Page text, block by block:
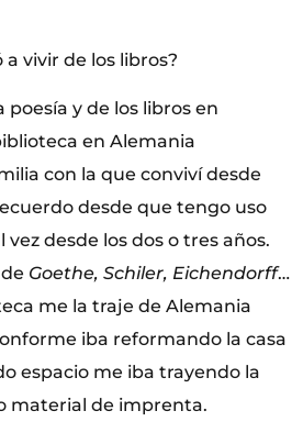
vivir de los libros?
y de los libros en
en Alemania
con la que conviví desde
desde que tengo uso
vez desde los dos o tres años.
Goethe, Schiler, Eichendorff…
me la traje de Alemania
iba reformando la casa
espacio me iba trayendo la
material de imprenta.